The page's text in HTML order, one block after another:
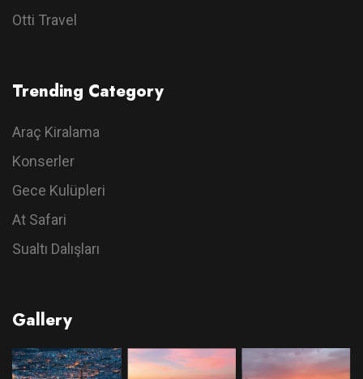
Otti Travel
Trending Category
Araç Kiralama
Konserler
Gece Kulüpleri
At Safari
Sualtı Dalışları
Gallery